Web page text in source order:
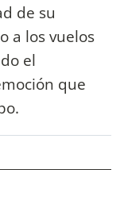
de su
a los vuelos
el
que